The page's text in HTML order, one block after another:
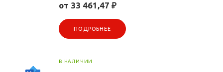
от 33 461,47 ₽
ПОДРОБНЕЕ
В НАЛИЧИИ